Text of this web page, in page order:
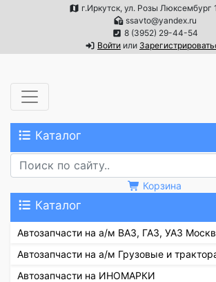
г.Иркутск, ул. Розы Люксембург
ssavto@yandex.ru
8 (3952) 29-44-54
Войти или
Каталог
Корзина
Каталог
Автозапчасти на а/м ВАЗ, ГАЗ, УАЗ
Автозапчасти на а/м Грузовые и
Автозапчасти на ИНОМАРКИ